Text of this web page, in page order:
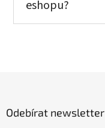
eshopu?
Odebírat newsletter